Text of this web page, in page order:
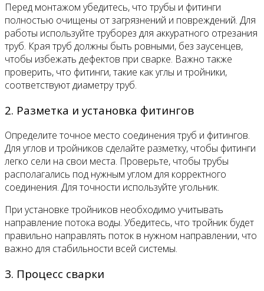
Перед монтажом убедитесь, что трубы и фитинги
полностью очищены от загрязнений и повреждений. Для
работы используйте труборез для аккуратного отрезания
труб. Края труб должны быть ровными, без заусенцев,
чтобы избежать дефектов при сварке. Важно также
проверить, что фитинги, такие как углы и тройники,
соответствуют диаметру труб.
2. Разметка и установка фитингов
Определите точное место соединения труб и фитингов.
Для углов и тройников сделайте разметку, чтобы фитинги
легко сели на свои места. Проверьте, чтобы трубы
располагались под нужным углом для корректного
соединения. Для точности используйте угольник.
При установке тройников необходимо учитывать
направление потока воды. Убедитесь, что тройник будет
правильно направлять поток в нужном направлении, что
важно для стабильности всей системы.
3. Процесс сварки